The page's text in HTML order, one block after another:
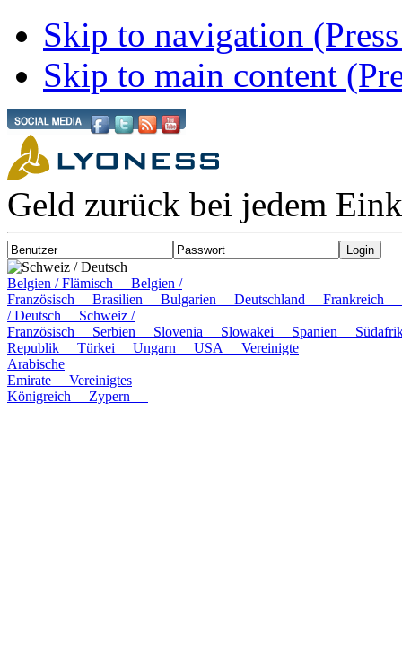
Skip to navigation
Skip to main content
Geld zurück bei jedem
Schweiz / Deutsch
Belgien / Flämisch Belgien /
Französisch Brasilien Bulgarien Deutschland Frankreich
/ Deutsch Schweiz /
Französisch Serbien Slovenia Slowakei Spanien
Republik Türkei Ungarn USA Vereinigte
Arabische
Emirate Vereinigtes
Königreich Zypern